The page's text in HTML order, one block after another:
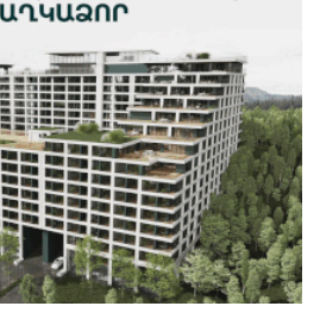
է հայտնում Ամենայն Հայոց
7 ժամ առաջ
մարզում. Զովունի-Եղվարդ
են «Alfa Romeo»-ն և «Opel»-
8 ժամ առաջ
երգիծական